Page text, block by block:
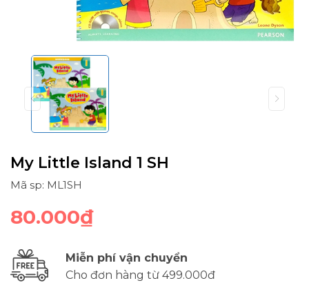
My Little Island 1 SH
Mã sp: ML1SH
80.000₫
Miễn phí vận chuyển
Cho đơn hàng từ 499.000đ